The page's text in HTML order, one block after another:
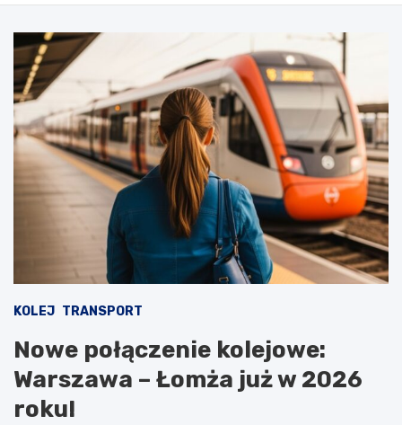
KOLEJ TRANSPORT
Nowe połączenie kolejowe:
Warszawa – Łomża już w 2026
roku!